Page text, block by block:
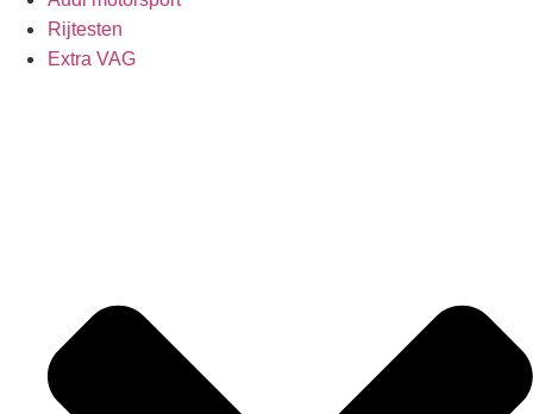
Rijtesten
Extra VAG